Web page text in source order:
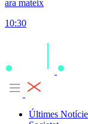
ara mateix
10:30
Últimes